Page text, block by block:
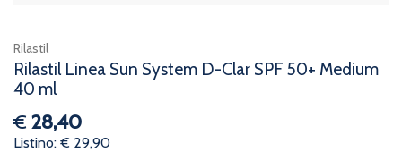
Rilastil
Rilastil Linea Sun System D-Clar SPF 50+ Medium
40 ml
€ 28,40
Listino: € 29,90